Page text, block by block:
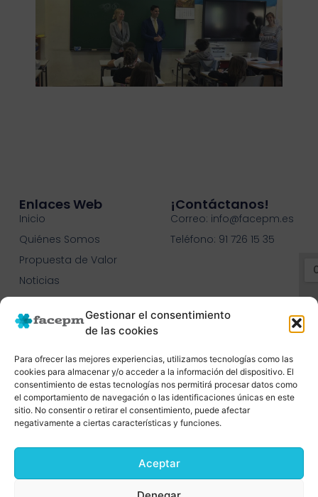
Gestionar el consentimiento
de las cookies
Para ofrecer las mejores experiencias, utilizamos tecnologías como las
cookies para almacenar y/o acceder a la información del dispositivo. El
consentimiento de estas tecnologías nos permitirá procesar datos como
el comportamiento de navegación o las identificaciones únicas en este
sitio. No consentir o retirar el consentimiento, puede afectar
negativamente a ciertas características y funciones.
Aceptar
Enlaces Web
Inicio
Quiénes Somos
Propuesta de Valor
Noticias
Contacto
C.O.N.C.E.E.
¡contáctanos!
Correo: info@facepm.es
Teléfono: 91 726 15 35